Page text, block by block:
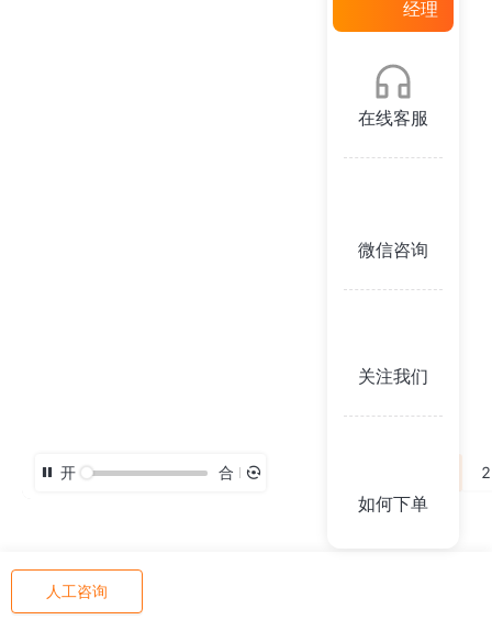
开 合
人工咨询
经理
在线客服
微信咨询
关注我们
如何下单